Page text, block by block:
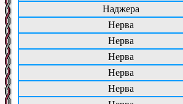
Наджера
Нерва
Нерва
Нерва
Нерва
Нерва